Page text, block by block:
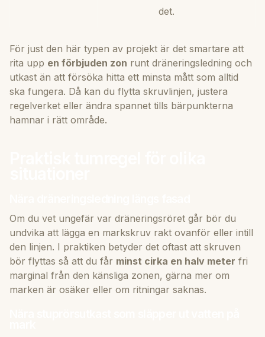
det.
För just den här typen av projekt är det smartare att
rita upp en förbjuden zon runt dräneringsledning och
utkast än att försöka hitta ett minsta mått som alltid
ska fungera. Då kan du flytta skruvlinjen, justera
regelverket eller ändra spannet tills bärpunkterna
hamnar i rätt område.
Om du vet ungefär var dräneringsröret går bör du
undvika att lägga en markskruv rakt ovanför eller intill
den linjen. I praktiken betyder det oftast att skruven
bör flyttas så att du får minst cirka en halv meter fri
marginal från den känsliga zonen, gärna mer om
marken är osäker eller om ritningar saknas.